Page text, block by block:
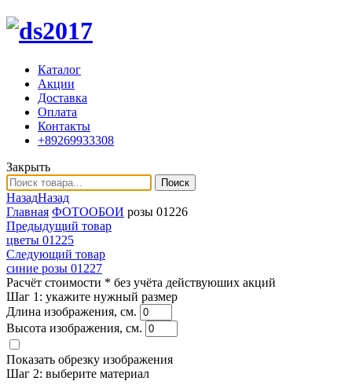
Каталог
Акции
Доставка
Оплата
Контакты
+89269933308
Закрыть
Поиск
НазадНазад
Главная ФОТООБОИ розы 01226
Предыдущий товар
цветы 01225
Следующий товар
синие розы 01227
Расчёт стоимости * без учёта действуюших акций
Шаг 1: укажите нужный размер
Длина изображения, см.
Высота изображения, см.
Показать обрезку изображения
Шаг 2: выберите материал